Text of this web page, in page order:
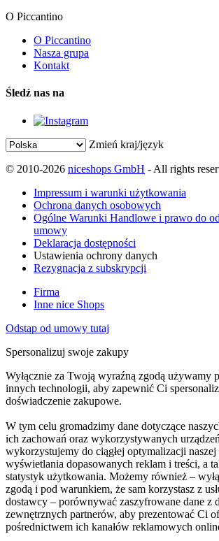
O Piccantino
O Piccantino
Nasza grupa
Kontakt
Śledź nas na
Zmień kraj/język
© 2010-2026 niceshops GmbH - All rights
Impressum i warunki użytkowania
Ochrona danych osobowych
Ogólne Warunki Handlowe i prawo do
umowy
Deklaracja dostępności
Ustawienia ochrony danych
Rezygnacja z subskrypcji
Firma
Inne nice Shops
Odstąp od umowy tutaj
Spersonalizuj swoje zakupy
Wyłącznie za Twoją wyraźną zgodą używamy
innych technologii, aby zapewnić Ci
doświadczenie zakupowe.
W tym celu gromadzimy dane dotyczące
ich zachowań oraz wykorzystywanych
wykorzystujemy do ciągłej optymalizacji
wyświetlania dopasowanych reklam i treści, a
statystyk użytkowania. Możemy również –
zgodą i pod warunkiem, że sam korzystasz z
dostawcy – porównywać zaszyfrowane dane z
zewnętrznych partnerów, aby prezentować Ci
pośrednictwem ich kanałów reklamowych